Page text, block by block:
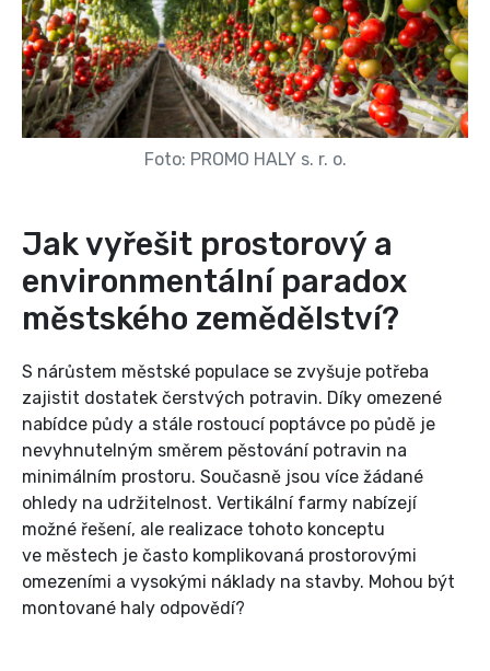
Foto: PROMO HALY s. r. o.
Jak vyřešit prostorový a
environmentální paradox
městského zemědělství?
S nárůstem městské populace se zvyšuje potřeba
zajistit dostatek čerstvých potravin. Díky omezené
nabídce půdy a stále rostoucí poptávce po půdě je
nevyhnutelným směrem pěstování potravin na
minimálním prostoru. Současně jsou více žádané
ohledy na udržitelnost. Vertikální farmy nabízejí
možné řešení, ale realizace tohoto konceptu
ve městech je často komplikovaná prostorovými
omezeními a vysokými náklady na stavby. Mohou být
montované haly odpovědí?